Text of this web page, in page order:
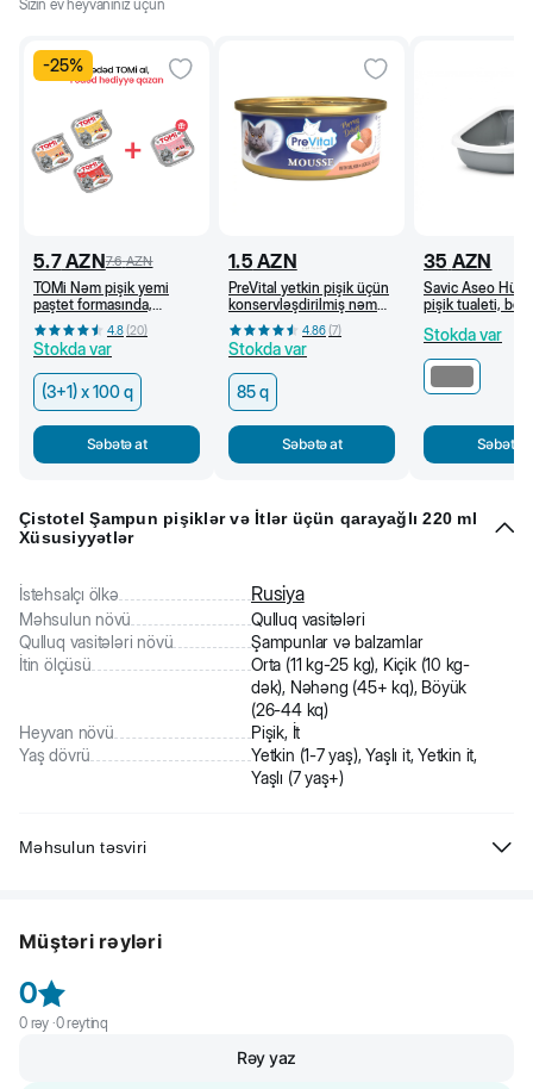
Sizin ev heyvanınız üçün
-25%
5.7AZN7.6 AZN
TOMi Nəm pişik yemi
paştet formasında,
Hədiyyəli Assorti dəsti
(3+1)x100 g4.8(20)
Stokda var
(3+1) x 100 q
Səbətə at
1.5 AZN
PreVital yetkin pişik üçün
konservləşdirilmiş nəm
yem, qızılbalıq ilə muss,
85 q
4.86(7)
Stokda var
85 q
Səbətə at
35 AZN
Savic Aseo
pişik tualeti,
Stokda var
Səbətə
Çistotel Şampun pişiklər və İtlər üçün qarayağlı 220 ml
Xüsusiyyətlər
İstehsalçı ölkə Rusiya
Məhsulun növü
Qulluq vasitələri
Qulluq vasitələri növü
Şampunlar və balzamlar
İtin ölçüsü
Orta (11 kg-25 kg), Kiçik (10 kg-
dək), Nəhəng (45+ kq), Böyük
(26-44 kq)
Heyvan növü
Pişik, İt
Yaş dövrü
Yetkin (1-7 yaş), Yaşlı it, Yetkin it,
Yaşlı (7 yaş+)
Məhsulun təsviri
Müştəri rəyləri
0
0rəy ·0reytinq
Rəy yaz